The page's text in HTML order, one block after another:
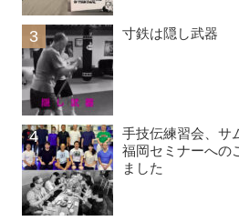
寸鉄は隠し武器
手技伝練習会、サ
福岡セミナーへの
ました